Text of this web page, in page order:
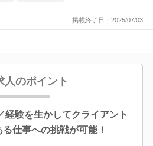
掲載終了日：2025/07/03
人のポイント
経験を生かしてクライアント
仕事への挑戦が可能！